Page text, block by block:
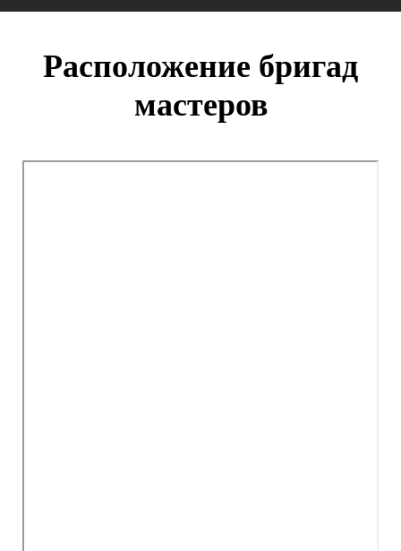
Расположение бригад
мастеров